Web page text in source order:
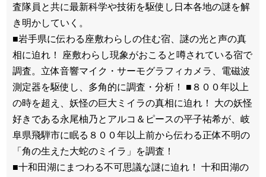
査隊員と共に最新科学や技術を駆使し日本各地の謎を解
き明かしていく。
■岩手県に伝わる座敷わらしの住む宿、謎の光と声の真
相に迫れ！ 座敷わらし現象がおこると噂されている宿で
調査。立体音響マイク・サーモグラフィカメラ、電磁波
測定器を駆使し、多角的に調査・分析！ ■８００年以上
の時を超え、妖怪の巨大ミイラの真相に迫れ！ 大の妖怪
好きである永尾柚乃とアルコ＆ピースの平子祐希が、岐
阜県飛騨市に眠る８００年以上前から伝わる正体不明の
「角の生えた大蛇のミイラ」を調査！
■十和田湖にまつわる不可思議な謎に迫れ！ 十和田湖の